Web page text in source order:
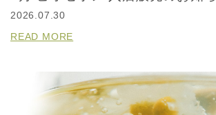
2026.07.30
READ MORE